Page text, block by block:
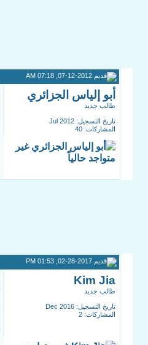
أبو إلياس الجزائري
طالب جديد
تاريخ التسجيل: Jul 2012
المشاركات: 40
Kim Jia
طالب جديد
تاريخ التسجيل: Dec 2016
المشاركات: 2